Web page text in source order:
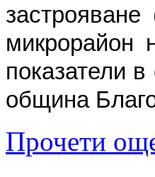
микрорайон
показатели
община
Прочети